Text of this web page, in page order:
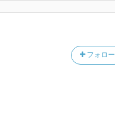
フォロー